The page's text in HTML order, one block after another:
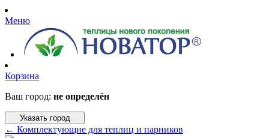
Меню
Корзина
Ваш город: не определён
Указать город
← Комплектующие для теплиц и парников